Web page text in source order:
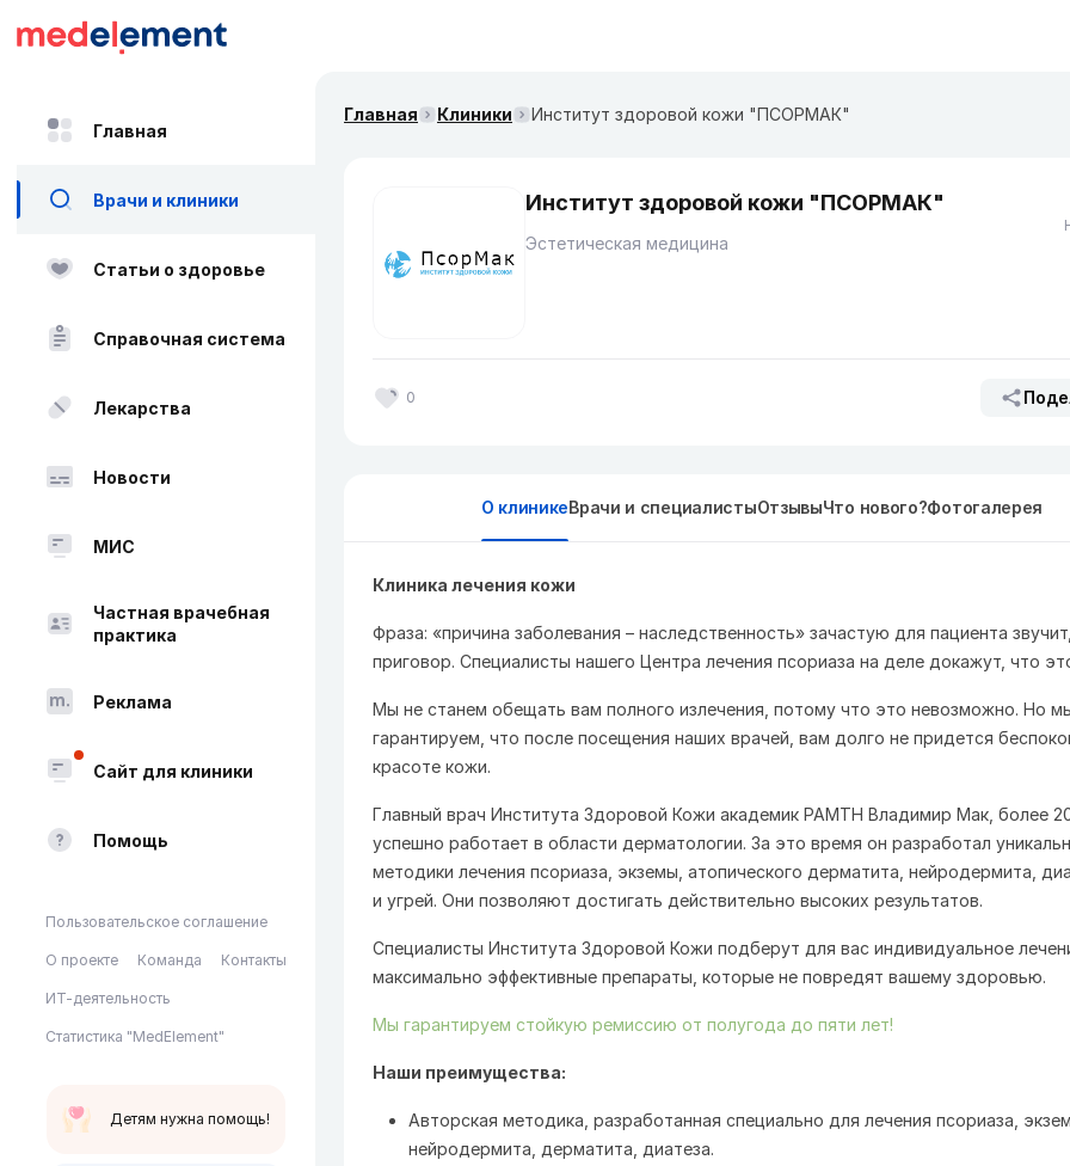
Главная
Врачи и клиники
Статьи о здоровье
Справочная система
Лекарства
Новости
МИС
Частная врачебная
практика
Реклама
Сайт для клиники
Помощь
Пользовательское соглашение
О проекте Команда Контакты
ИТ-деятельность
Статистика "MedElement"
Детям нужна помощь!
Главная Клиники Институт здоровой кожи "ПСОРМАК"
Институт здоровой кожи "ПСОРМАК"
Эстетическая медицина
0
О клиникеВрачи и специалистыОтзывыЧто нового?Фотогалерея
Клиника лечения кожи
Фраза: «причина заболевания – наследственность» зачастую для пациента
приговор. Специалисты нашего Центра лечения псориаза на деле докажут, что
Мы не станем обещать вам полного излечения, потому что это невозможно. Но
гарантируем, что после посещения наших врачей, вам долго не придется
красоте кожи.
Главный врач Института Здоровой Кожи академик РАМТН Владимир Мак, более
успешно работает в области дерматологии. За это время он разработал
методики лечения псориаза, экземы, атопического дерматита, нейродермита,
и угрей. Они позволяют достигать действительно высоких результатов.
Специалисты Института Здоровой Кожи подберут для вас индивидуальное
максимально эффективные препараты, которые не повредят вашему здоровью.
Мы гарантируем стойкую ремиссию от полугода до пяти лет!
Наши преимущества:
Авторская методика, разработанная специально для лечения псориаза,
нейродермита, дерматита, диатеза.